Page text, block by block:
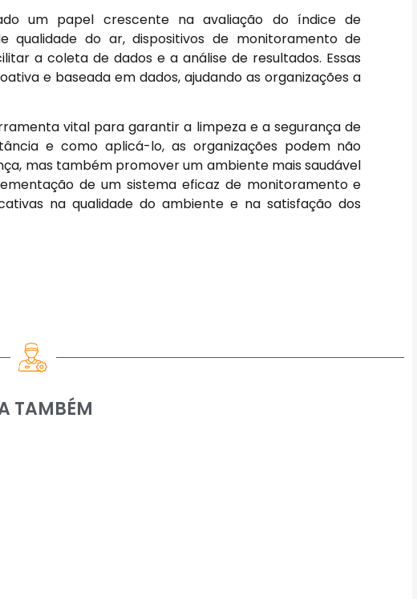
um papel crescente na avaliação do índice de
qualidade do ar, dispositivos de monitoramento de
a coleta de dados e a análise de resultados. Essas
e baseada em dados, ajudando as organizações a
vital para garantir a limpeza e a segurança de
e como aplicá-lo, as organizações podem não
mas também promover um ambiente mais saudável
de um sistema eficaz de monitoramento e
na qualidade do ambiente e na satisfação dos
TAMBÉM